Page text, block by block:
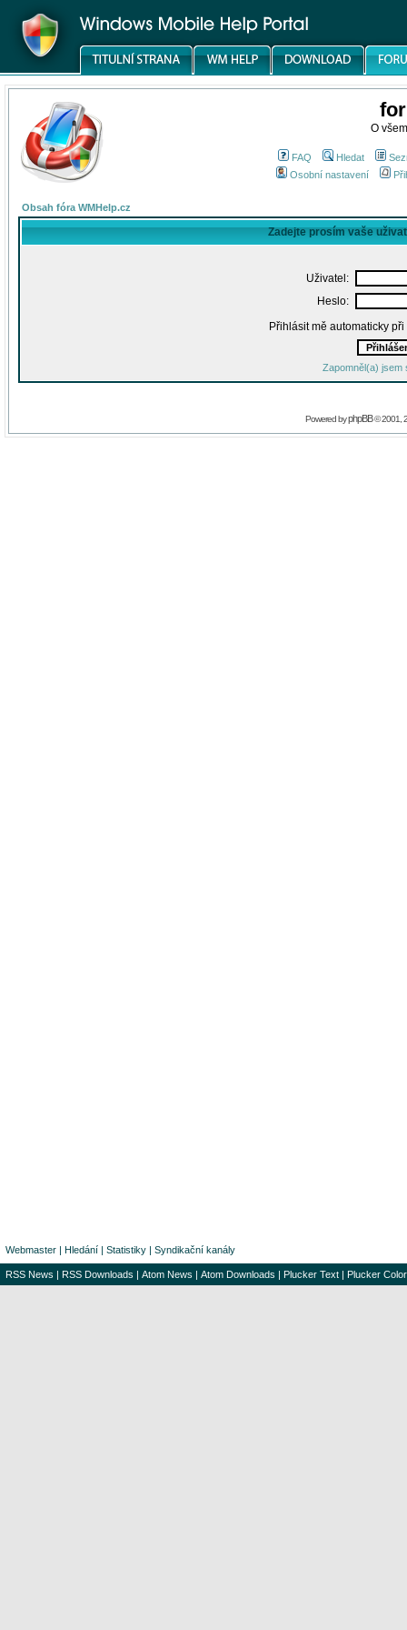
O
FAQ Hledat
Osobní nastavení
Obsah fóra WMHelp.cz
Zadejte prosím vaše
Uživatel:
Heslo:
Přihlásit mě automaticky
Zapomněl(a) jsem
Powered byphpBB© 2001,
Webmaster | Hledání | Statistiky | Syndikační kanály
RSS News | RSS Downloads | Atom News | Atom Downloads | Plucker Text | Plucker Color